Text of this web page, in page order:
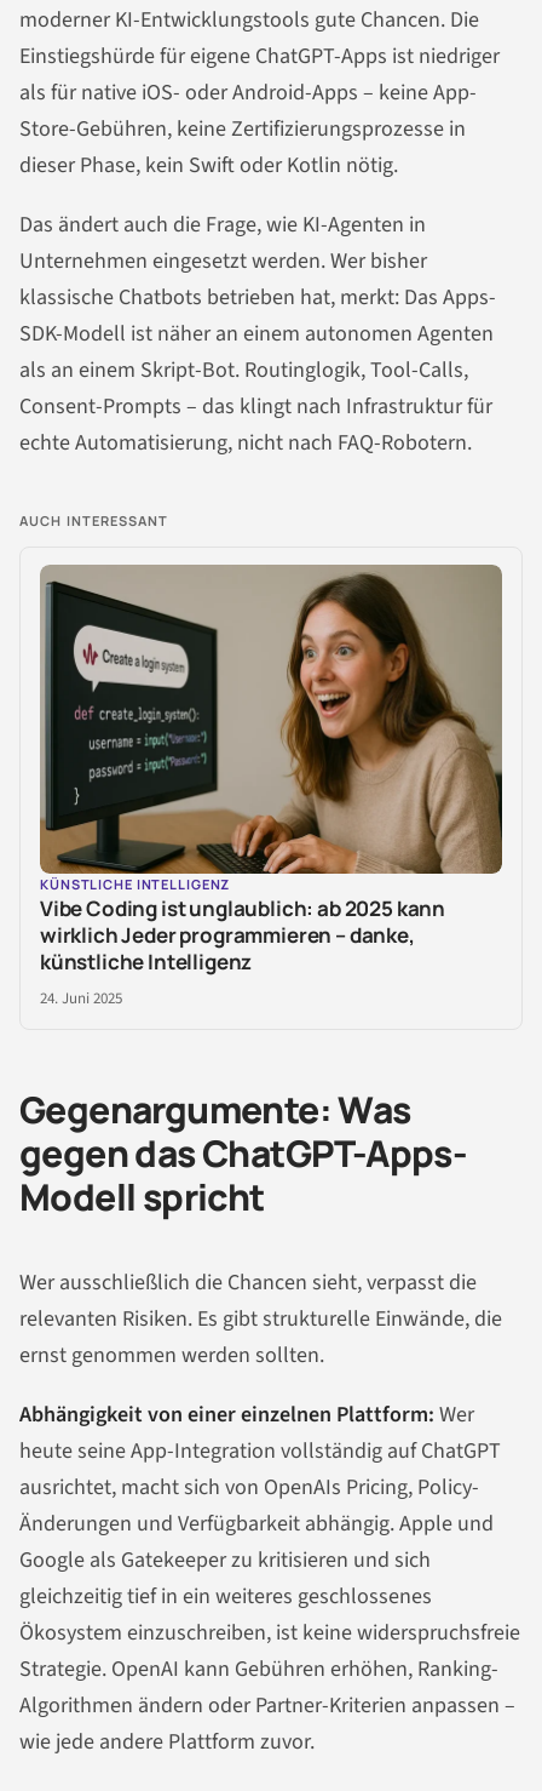
moderner KI-Entwicklungstools gute Chancen. Die
Einstiegshürde für eigene ChatGPT-Apps ist niedriger
als für native iOS- oder Android-Apps – keine App-
Store-Gebühren, keine Zertifizierungsprozesse in
dieser Phase, kein Swift oder Kotlin nötig.
Das ändert auch die Frage, wie KI-Agenten in
Unternehmen eingesetzt werden. Wer bisher
klassische Chatbots betrieben hat, merkt: Das Apps-
SDK-Modell ist näher an einem autonomen Agenten
als an einem Skript-Bot. Routinglogik, Tool-Calls,
Consent-Prompts – das klingt nach Infrastruktur für
echte Automatisierung, nicht nach FAQ-Robotern.
AUCH INTERESSANT
KÜNSTLICHE INTELLIGENZ
Vibe Coding ist unglaublich: ab 2025 kann
wirklich Jeder programmieren – danke,
künstliche Intelligenz
24. Juni 2025
Gegenargumente: Was
gegen das ChatGPT-Apps-
Modell spricht
Wer ausschließlich die Chancen sieht, verpasst die
relevanten Risiken. Es gibt strukturelle Einwände, die
ernst genommen werden sollten.
Abhängigkeit von einer einzelnen Plattform: Wer
heute seine App-Integration vollständig auf ChatGPT
ausrichtet, macht sich von OpenAIs Pricing, Policy-
Änderungen und Verfügbarkeit abhängig. Apple und
Google als Gatekeeper zu kritisieren und sich
gleichzeitig tief in ein weiteres geschlossenes
Ökosystem einzuschreiben, ist keine widerspruchsfreie
Strategie. OpenAI kann Gebühren erhöhen, Ranking-
Algorithmen ändern oder Partner-Kriterien anpassen –
wie jede andere Plattform zuvor.